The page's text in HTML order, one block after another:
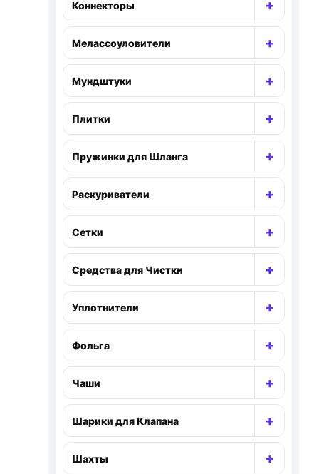
Коннекторы +
Мелассоуловители +
Мундштуки +
Плитки +
Пружинки для Шланга +
Раскуриватели +
Сетки +
Средства для Чистки +
Уплотнители +
Фольга +
Чаши +
Шарики для Клапана +
Шахты +